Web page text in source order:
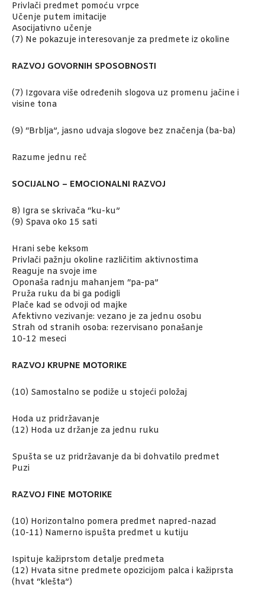
Privlači predmet pomoću vrpce
Učenje putem imitacije
Asocijativno učenje
(7) Ne pokazuje interesovanje za predmete iz okoline
RAZVOJ GOVORNIH SPOSOBNOSTI
(7) Izgovara više određenih slogova uz promenu jačine i
visine tona
(9) “Brblja”, jasno udvaja slogove bez značenja (ba-ba)
Razume jednu reč
SOCIJALNO – EMOCIONALNI RAZVOJ
8) Igra se skrivača “ku-ku”
(9) Spava oko 15 sati
Hrani sebe keksom
Privlači pažnju okoline različitim aktivnostima
Reaguje na svoje ime
Oponaša radnju mahanjem “pa-pa”
Pruža ruku da bi ga podigli
Plače kad se odvoji od majke
Afektivno vezivanje: vezano je za jednu osobu
Strah od stranih osoba: rezervisano ponašanje
10-12 meseci
RAZVOJ KRUPNE MOTORIKE
(10) Samostalno se podiže u stojeći položaj
Hoda uz pridržavanje
(12) Hoda uz držanje za jednu ruku
Spušta se uz pridržavanje da bi dohvatilo predmet
Puzi
RAZVOJ FINE MOTORIKE
(10) Horizontalno pomera predmet napred-nazad
(10-11) Namerno ispušta predmet u kutiju
Ispituje kažiprstom detalje predmeta
(12) Hvata sitne predmete opozicijom palca i kažiprsta
(hvat “klešta”)